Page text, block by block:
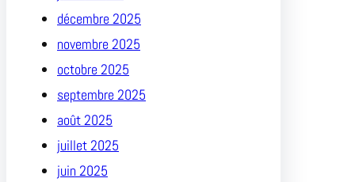
décembre 2025
novembre 2025
octobre 2025
septembre 2025
août 2025
juillet 2025
juin 2025